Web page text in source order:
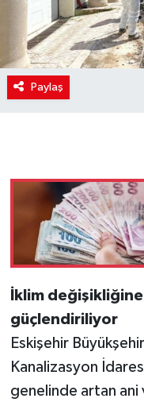
Paylaş
İklim değişikliğine
güçlendiriliyor
Eskişehir
Kanalizasyon
genelinde artan ani